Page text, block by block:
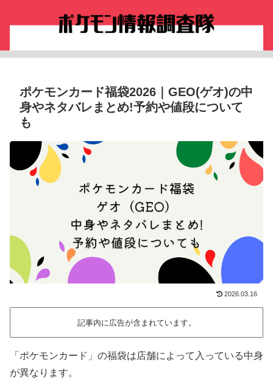
ポケモンカード福袋2026｜GEO(ゲオ)の中
身やネタバレまとめ!予約や値段について
も
2026.03.16
記事内に広告が含まれています。
「ポケモンカード」の福袋は店舗によって入っている中身
が異なります。